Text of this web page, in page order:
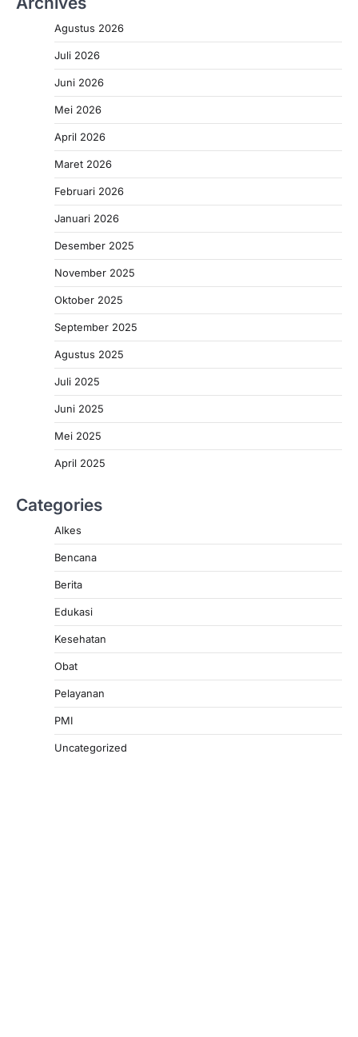
Agustus 2026
Juli 2026
Juni 2026
Mei 2026
April 2026
Maret 2026
Februari 2026
Januari 2026
Desember 2025
November 2025
Oktober 2025
September 2025
Agustus 2025
Juli 2025
Juni 2025
Mei 2025
April 2025
Categories
Alkes
Bencana
Berita
Edukasi
Kesehatan
Obat
Pelayanan
PMI
Uncategorized